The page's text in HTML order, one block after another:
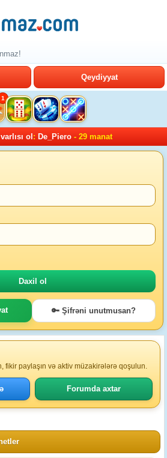
Qeydiyyat
1
ol : De_Piero- 29 manat
🔑 Şifrəni unutmusan?
fikir paylaşın və aktiv müzakirələrə qoşulun.
Forumda axtar